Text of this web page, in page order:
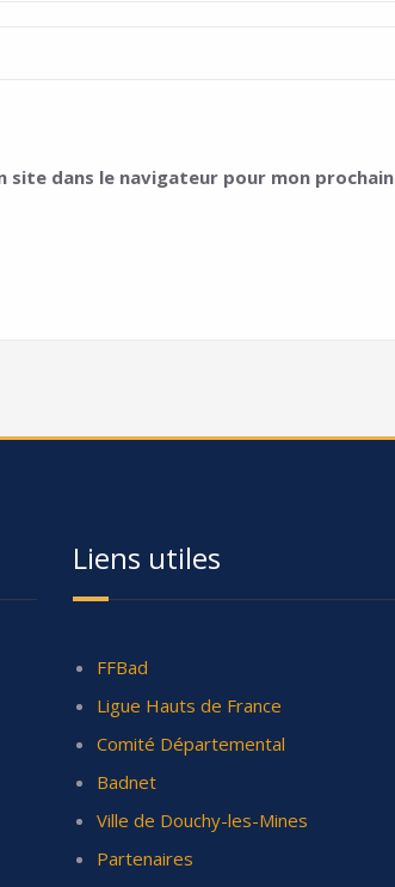
site dans le navigateur pour mon prochain
Liens utiles
FFBad
Ligue Hauts de France
Comité Départemental
Badnet
Ville de Douchy-les-Mines
Partenaires